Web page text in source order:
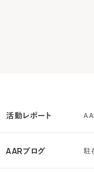
活動レポート
AARブログ 駐